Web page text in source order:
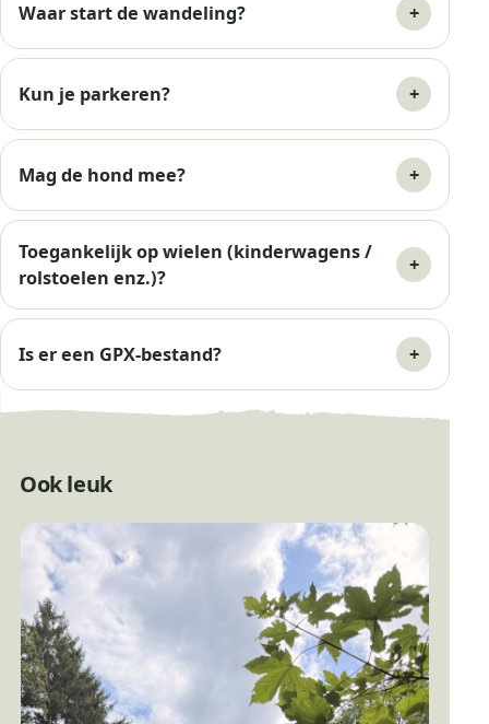
Waar start de wandeling?
Kun je parkeren?
Mag de hond mee?
Toegankelijk op wielen (kinderwagens /
rolstoelen enz.)?
Is er een GPX-bestand?
Ook leuk